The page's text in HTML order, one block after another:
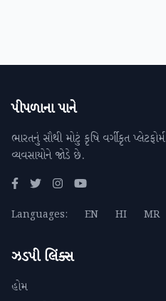
પીપળાના પાને
ભારતનું સૌથી મોટું કૃષિ વર્ગીકૃત
વ્યવસાયોને જોડે છે.
Languages: EN HI MR
ઝડપી લિંક્સ
હોમ